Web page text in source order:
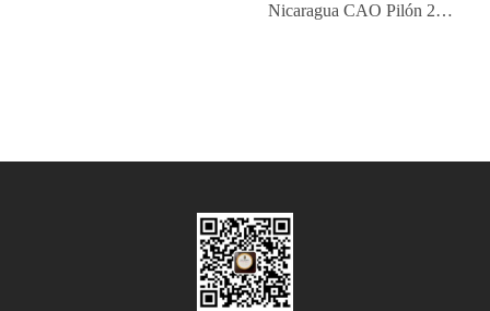
Nicaragua CAO Pilón 20